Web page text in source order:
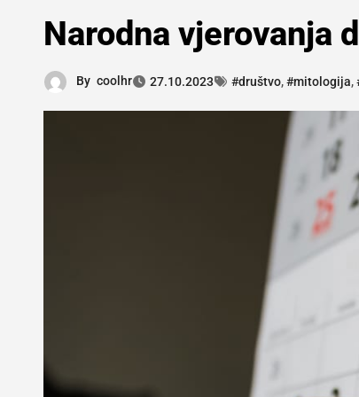
Narodna vjerovanja
By coolhr 27.10.2023 #društvo,#mitologija,